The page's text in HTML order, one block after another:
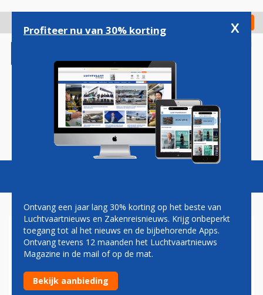
gaan
Check in
Magazine Podcasts Vacatures
ALASKA AIRLINES
Condor sluit aan bij spaarprogramma Alaska Airlines
21-03-2017 - 13:13
Profiteer nu van 30% korting x
Ontvang een jaar lang 30% korting op het beste van
Luchtvaartnieuws en Zakenreisnieuws. Krijg onbeperkt
toegang tot al het nieuws en de bijbehorende Apps.
Ontvang tevens 12 maanden het Luchtvaartnieuws
Magazine in de mail of op de mat.
Bekijk aanbieding